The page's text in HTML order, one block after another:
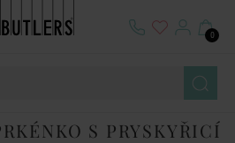
0
S PRYSKYŘICÍ